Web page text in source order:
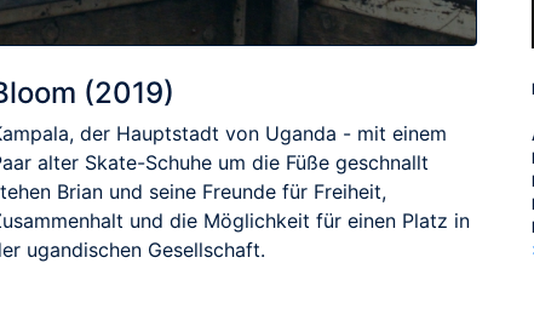
(2019)
der Hauptstadt von Uganda - mit einem
alter Skate-Schuhe um die Füße geschnallt
Brian und seine Freunde für Freiheit,
und die Möglichkeit für einen Platz in
ugandischen Gesellschaft.